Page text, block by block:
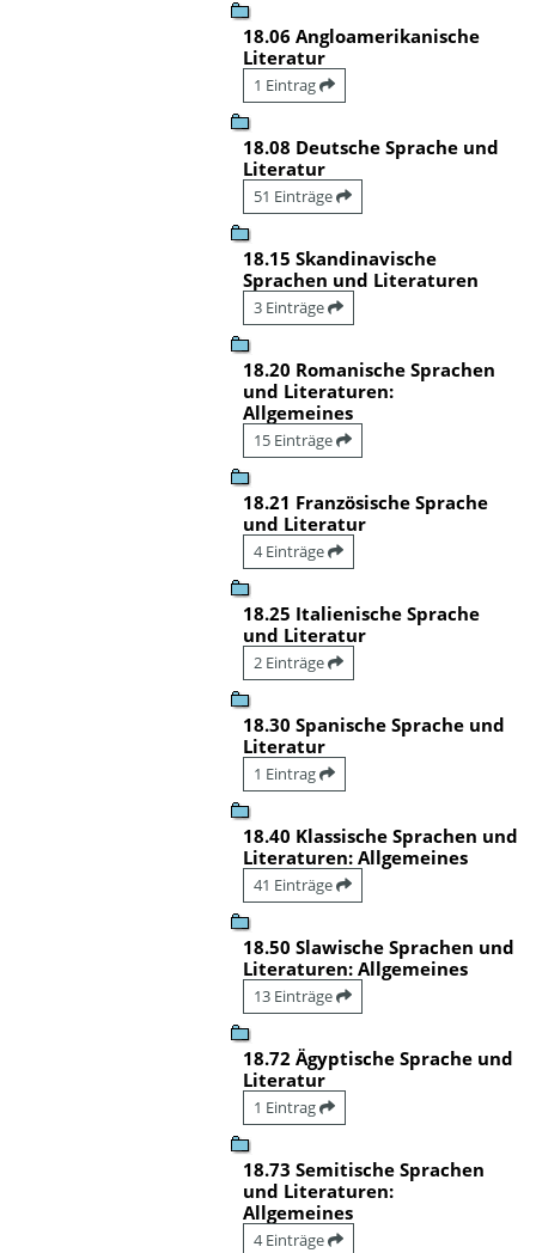
18.06 Angloamerikanische
Literatur
1 Eintrag
18.08 Deutsche Sprache und
Literatur
51 Einträge
18.15 Skandinavische
Sprachen und Literaturen
3 Einträge
18.20 Romanische Sprachen
und Literaturen:
Allgemeines
15 Einträge
18.21 Französische Sprache
und Literatur
4 Einträge
18.25 Italienische Sprache
und Literatur
2 Einträge
18.30 Spanische Sprache und
Literatur
1 Eintrag
18.40 Klassische Sprachen und
Literaturen: Allgemeines
41 Einträge
18.50 Slawische Sprachen und
Literaturen: Allgemeines
13 Einträge
18.72 Ägyptische Sprache und
Literatur
1 Eintrag
18.73 Semitische Sprachen
und Literaturen:
Allgemeines
4 Einträge